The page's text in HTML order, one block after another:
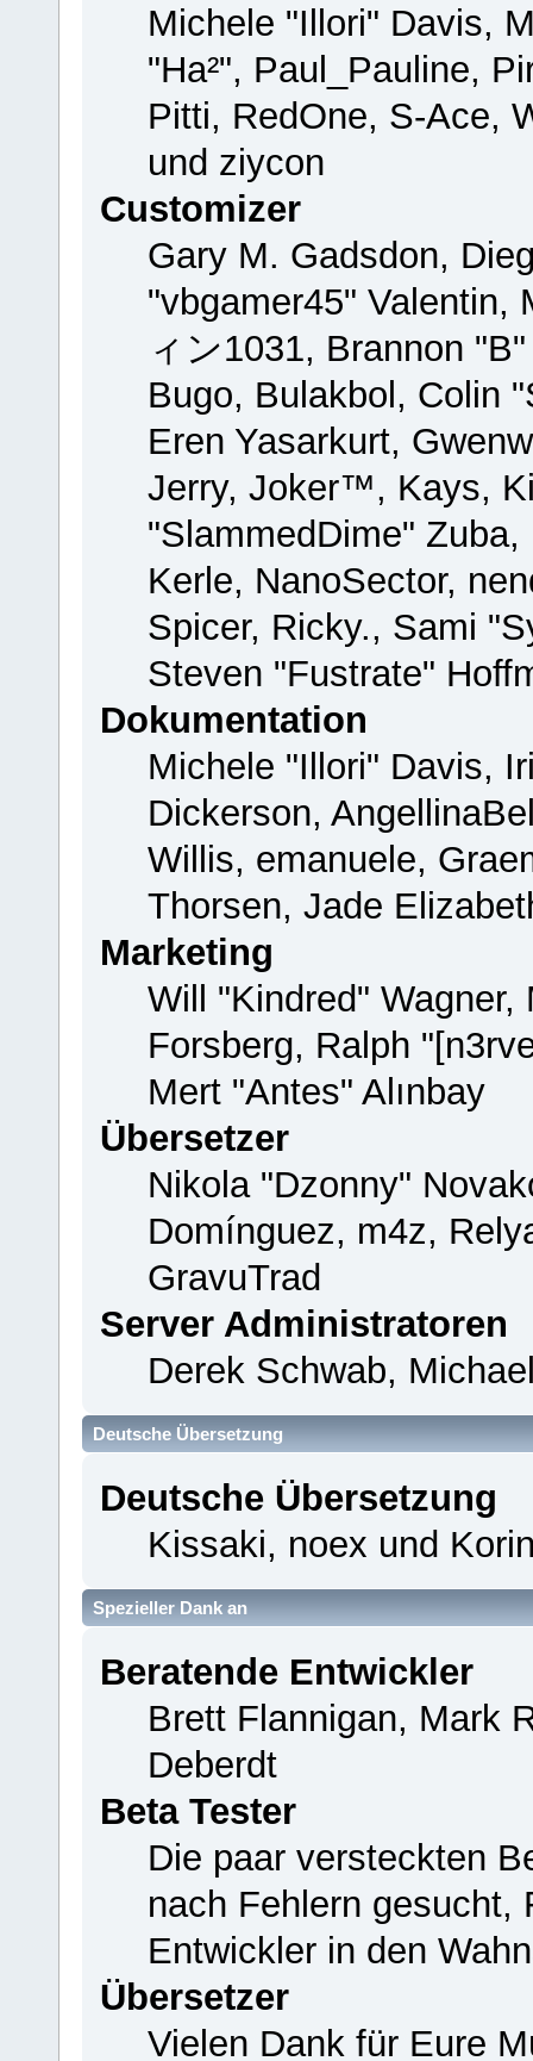
Michele "Illori" Davis,
"Ha²", Paul_Pauline,
Pitti, RedOne, S-Ace,
und ziycon
Customizer
Gary M. Gadsdon,
"vbgamer45"
ィン1031, Brannon
Bugo, Bulakbol, Colin
Eren Yasarkurt,
Jerry, Joker™, Kays,
"SlammedDime"
Kerle, NanoSector,
Spicer, Ricky., Sami
Steven "Fustrate"
Dokumentation
Michele "Illori" Davis,
Dickerson,
Willis, emanuele,
Thorsen, Jade
Marketing
Will "Kindred" Wagner,
Forsberg, Ralph
Mert "Antes" Alınbay
Übersetzer
Nikola "Dzonny"
Domínguez, m4z,
GravuTrad
Server Administratoren
Derek Schwab,
Deutsche Übersetzung
Deutsche Übersetzung
Kissaki, noex und
Spezieller Dank an
Beratende Entwickler
Brett Flannigan, Mark
Deberdt
Beta Tester
Die paar versteckten
nach Fehlern gesucht,
Entwickler in den
Übersetzer
Vielen Dank für Eure